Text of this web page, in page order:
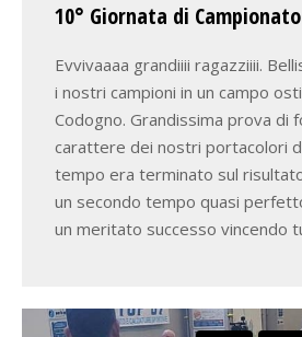
10° Giornata di
Evvivaaaa grandiiii ragazziiii.
i nostri campioni in un campo
Codogno. Grandissima prova di
carattere dei nostri portacolori
tempo era terminato sul
un secondo tempo quasi
un meritato successo vincendo